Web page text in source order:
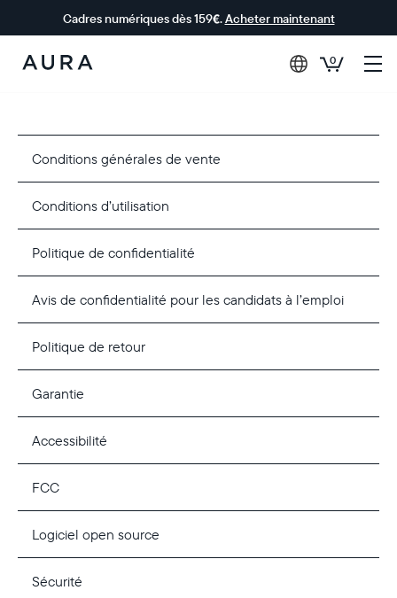
Cadres numériques dès 159€.Acheter maintenant
Aura Frames
0
Conditions générales de vente
Conditions d’utilisation
Politique de confidentialité
Avis de confidentialité pour les candidats à l’emploi
Politique de retour
Garantie
Accessibilité
FCC
Logiciel open source
Sécurité